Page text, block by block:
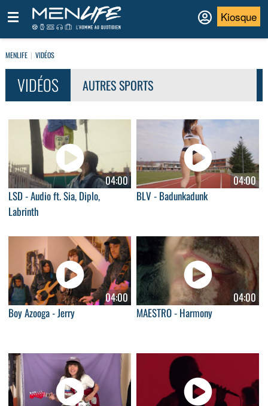
Kiosque
MENLIFE VIDÉOS
VIDÉOS AUTRES SPORTS
04:00
LSD - Audio ft. Sia, Diplo,
Labrinth
04:00
BLV - Badunkadunk
04:00
Boy Azooga - Jerry
04:00
MAESTRO - Harmony